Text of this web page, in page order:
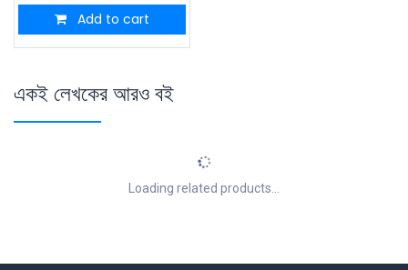
Add to cart
একই লেখকের আরও বই
Loading related products...